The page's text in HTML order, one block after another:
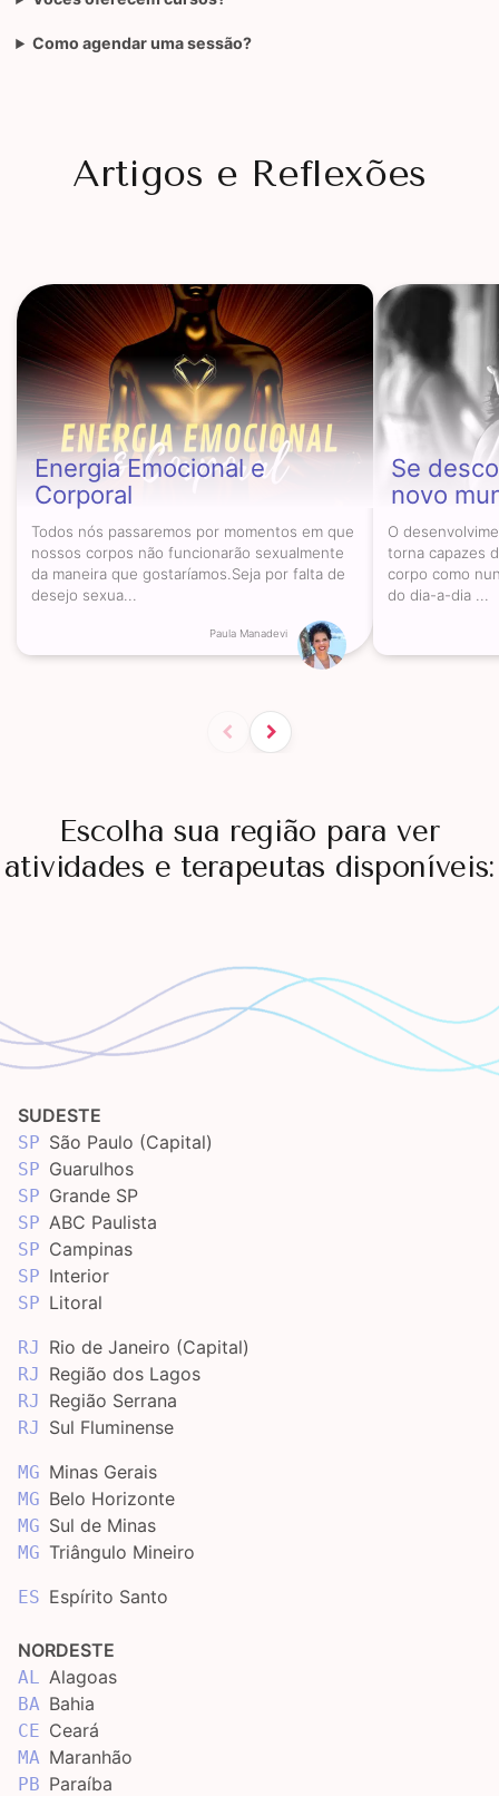
Como agendar uma sessão?
Artigos e Reflexões
Energia Emocional e
Corporal
Todos nós passaremos por momentos em que
nossos corpos não funcionarão sexualmente
da maneira que gostaríamos.Seja por falta de
desejo sexua...
Paula Manadevi
Se
novo
O
torna capazes
corpo como
do dia-a-dia ...
Escolha sua região para ver
atividades e terapeutas disponíveis:
SUDESTE
SP São Paulo (Capital)
SP Guarulhos
SP Grande SP
SP ABC Paulista
SP Campinas
SP Interior
SP Litoral
RJ Rio de Janeiro (Capital)
RJ Região dos Lagos
RJ Região Serrana
RJ Sul Fluminense
MG Minas Gerais
MG Belo Horizonte
MG Sul de Minas
MG Triângulo Mineiro
ES Espírito Santo
NORDESTE
AL Alagoas
BA Bahia
CE Ceará
MA Maranhão
PB Paraíba